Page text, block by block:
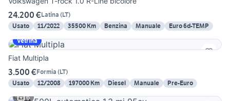
24.200 €Latina (LT)
Usato
11/2022 35500 Km Benzina Manuale
Euro 6d-TEMP
Vetrina
Fiat Multipla
3.500 €Formia (LT)
Usato
12/2008 197000 Km Diesel Manuale
Pre-Euro
6